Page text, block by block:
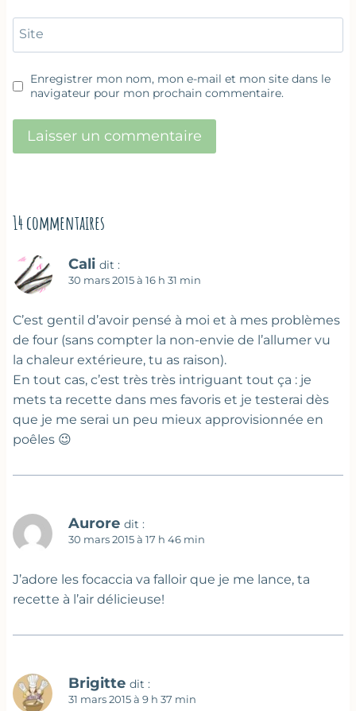
Site
Enregistrer mon nom, mon e-mail et mon site dans le
navigateur pour mon prochain commentaire.
14 commentaires
Cali dit :
30 mars 2015 à 16 h 31 min
C’est gentil d’avoir pensé à moi et à mes problèmes
de four (sans compter la non-envie de l’allumer vu
la chaleur extérieure, tu as raison).
En tout cas, c’est très très intriguant tout ça : je
mets ta recette dans mes favoris et je testerai dès
que je me serai un peu mieux approvisionnée en
poêles 😉
Aurore dit :
30 mars 2015 à 17 h 46 min
J’adore les focaccia va falloir que je me lance, ta
recette à l’air délicieuse!
Brigitte dit :
31 mars 2015 à 9 h 37 min